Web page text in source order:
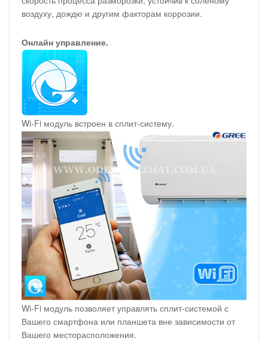
воздуху, дождю и другим факторам коррозии.
Онлайн управление.
Wi-Fi модуль встроен в сплит-систему.
Wi-Fi модуль позволяет управлять сплит-системой с
Вашего смартфона или планшета вне зависимости от
Вашего месторасположения.